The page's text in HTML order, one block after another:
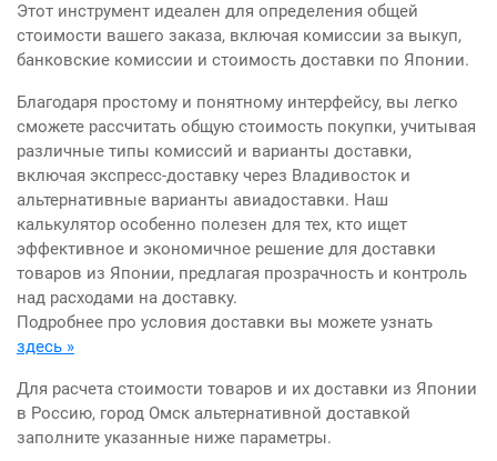
Этот инструмент идеален для определения общей
стоимости вашего заказа, включая комиссии за выкуп,
банковские комиссии и стоимость доставки по Японии.
Благодаря простому и понятному интерфейсу, вы легко
сможете рассчитать общую стоимость покупки, учитывая
различные типы комиссий и варианты доставки,
включая экспресс-доставку через Владивосток и
альтернативные варианты авиадоставки. Наш
калькулятор особенно полезен для тех, кто ищет
эффективное и экономичное решение для доставки
товаров из Японии, предлагая прозрачность и контроль
над расходами на доставку.
Подробнее про условия доставки вы можете узнать
здесь »
Для расчета стоимости товаров и их доставки из Японии
в Россию, город Омск альтернативной доставкой
заполните указанные ниже параметры.